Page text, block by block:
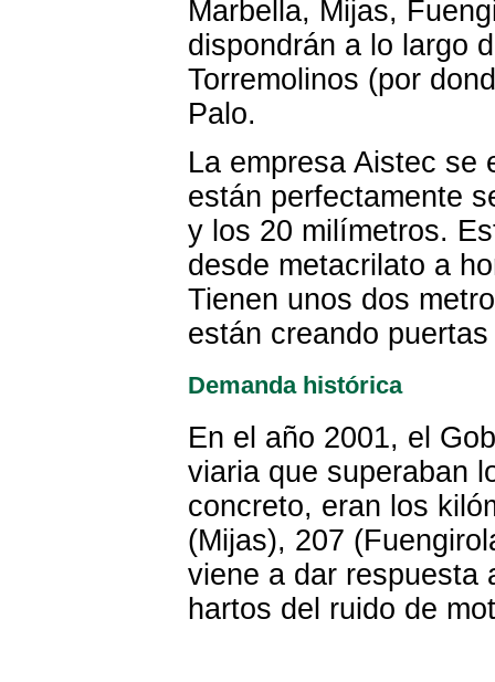
Marbella, Mijas,
dispondrán a lo largo
Torremolinos (por
Palo.
La empresa Aistec se
están perfectamente
y los 20 milímetros.
desde metacrilato a
Tienen unos dos
están creando
Demanda histórica
En el año 2001, el
viaria que superaban
concreto, eran los
(Mijas), 207
viene a dar respuesta
hartos del ruido de